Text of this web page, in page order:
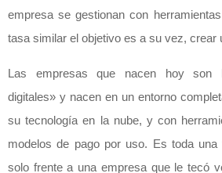
empresa se gestionan con
tasa similar el objetivo es a su vez, crear
Las empresas que nacen hoy son
digitales» y nacen en un entorno
su tecnología en la nube, y con
modelos de pago por uso. Es toda una
solo frente a una empresa que le tecó